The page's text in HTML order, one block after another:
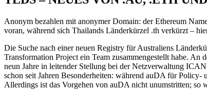
Anonym bezahlen mit anonymer Domain: der Ethereum
voran, während sich Thailands Länderkürzel .th verkürzt –
Die Suche nach einer neuen Registry für Australiens
Transformation Project ein Team zusammengestellt habe.
neun Jahre in leitender Stellung bei der Netzverwaltung
schon seit Jahren Besonderheiten: während auDA für
Allerdings ist das Vorgehen von auDA nicht unumstritten; so